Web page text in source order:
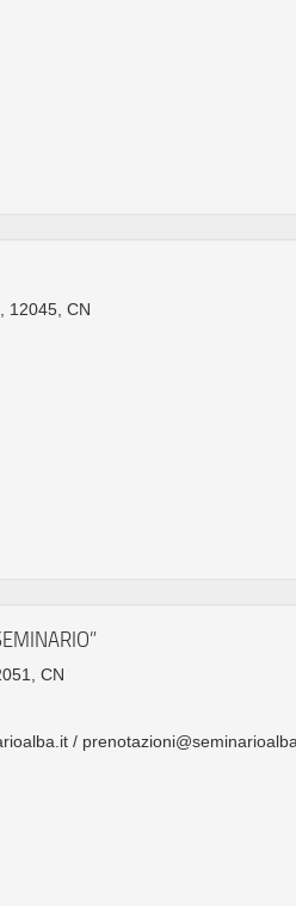
12045, CN
CN
/